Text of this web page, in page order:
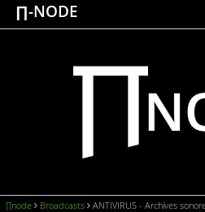
∏-NODE
ACTIONS WORKS
∏node Broadcasts
ANTIVIRUS - Archives